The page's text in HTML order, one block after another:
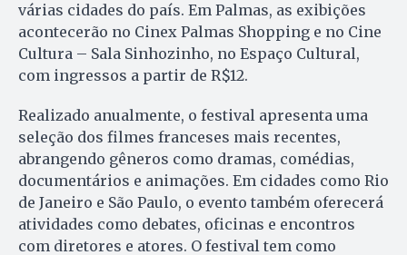
várias cidades do país. Em Palmas, as exibições
acontecerão no Cinex Palmas Shopping e no Cine
Cultura – Sala Sinhozinho, no Espaço Cultural,
com ingressos a partir de R$12.
Realizado anualmente, o festival apresenta uma
seleção dos filmes franceses mais recentes,
abrangendo gêneros como dramas, comédias,
documentários e animações. Em cidades como Rio
de Janeiro e São Paulo, o evento também oferecerá
atividades como debates, oficinas e encontros
com diretores e atores. O festival tem como